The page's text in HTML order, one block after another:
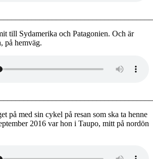
till Sydamerika och Patagonien. Och är
på hemväg.
på med sin cykel på resan som ska ta henne
2016 var hon i Taupo, mitt på nordön